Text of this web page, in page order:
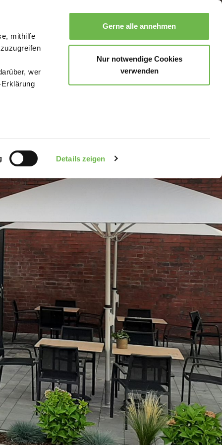
mithilfe
wer
Google
1 S. 1 lit.
Kontroll-
Boxen
Details zeigen
Gerne alle annehmen
Nur notwendige Cookies
verwenden
Suche Buchen Menü